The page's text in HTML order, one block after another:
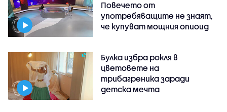
Повечето от
употребяващите не знаят,
че купуват мощния опиоид
Булка избра рокля в
цветовете на
трибагреника заради
детска мечта